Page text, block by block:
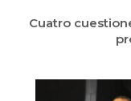
Cuatro